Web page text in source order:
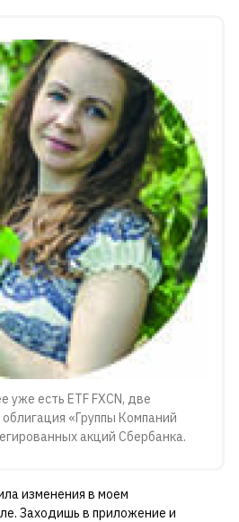
уже есть ETF FXCN, две
«Группы Компаний
акций Сбербанка.
изменения в моем
Заходишь в приложение и